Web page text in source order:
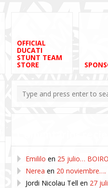
OFFICIAL
DUCATI
STUNT TEAM
STORE
Emililo en 25 julio…
Nerea en 20 noviembre….
Jordi Nicolau Tell en 27